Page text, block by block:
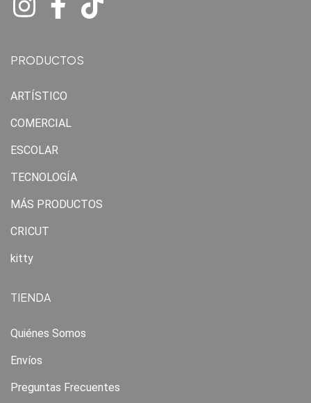
PRODUCTOS
ARTÍSTICO
COMERCIAL
ESCOLAR
TECNOLOGÍA
MÁS PRODUCTOS
CRICUT
kitty
TIENDA
Quiénes Somos
Envíos
Preguntas Frecuentes